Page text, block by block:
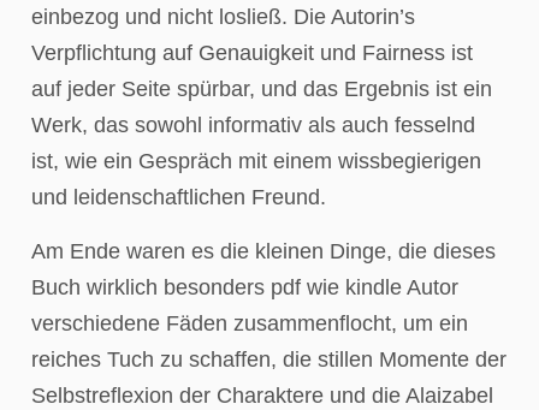
einbezog und nicht losließ. Die Autorin’s
Verpflichtung auf Genauigkeit und Fairness ist
auf jeder Seite spürbar, und das Ergebnis ist ein
Werk, das sowohl informativ als auch fesselnd
ist, wie ein Gespräch mit einem wissbegierigen
und leidenschaftlichen Freund.
Am Ende waren es die kleinen Dinge, die dieses
Buch wirklich besonders pdf wie kindle Autor
verschiedene Fäden zusammenflocht, um ein
reiches Tuch zu schaffen, die stillen Momente der
Selbstreflexion der Charaktere und die Alaizabel